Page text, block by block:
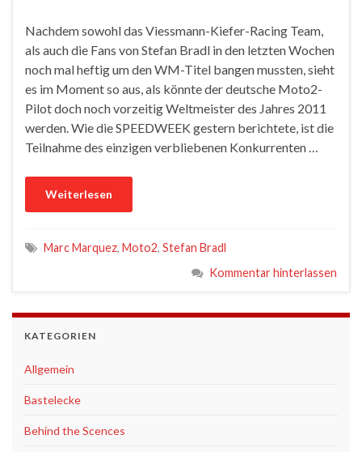
Nachdem sowohl das Viessmann-Kiefer-Racing Team,
als auch die Fans von Stefan Bradl in den letzten Wochen
noch mal heftig um den WM-Titel bangen mussten, sieht
es im Moment so aus, als könnte der deutsche Moto2-
Pilot doch noch vorzeitig Weltmeister des Jahres 2011
werden. Wie die SPEEDWEEK gestern berichtete, ist die
Teilnahme des einzigen verbliebenen Konkurrenten …
Weiterlesen
Marc Marquez, Moto2, Stefan Bradl
Kommentar hinterlassen
KATEGORIEN
Allgemein
Bastelecke
Behind the Scences